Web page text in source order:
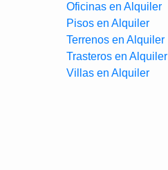
Oficinas en Alquiler
Pisos en Alquiler
Terrenos en Alquiler
Trasteros en Alquiler
Villas en Alquiler